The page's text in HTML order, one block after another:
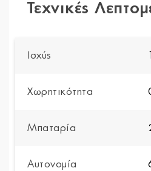
Τεχνικές
Ισχύς
Χωρητικότητα
Μπαταρία
Αυτονομία